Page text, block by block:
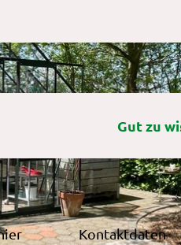
Gut zu
Kontaktdaten